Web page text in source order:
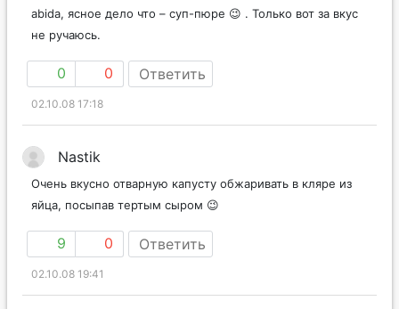
abida, ясное дело что – суп-пюре 😉 . Только вот за вкус
не ручаюсь.
0 0 Ответить
02.10.08 17:18
Nastik
Очень вкусно отварную капусту обжаривать в кляре из
яйца, посыпав тертым сыром 😉
9 0 Ответить
02.10.08 19:41